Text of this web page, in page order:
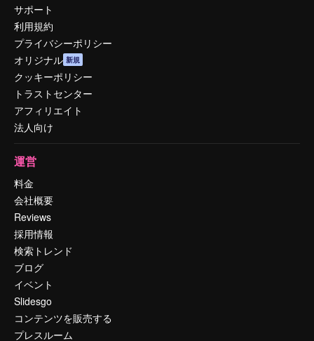
サポート
利用規約
プライバシーポリシー
オリジナル 新規
クッキーポリシー
トラストセンター
アフィリエイト
法人向け
運営
料金
会社概要
Reviews
採用情報
検索トレンド
ブログ
イベント
Slidesgo
コンテンツを販売する
プレスルーム